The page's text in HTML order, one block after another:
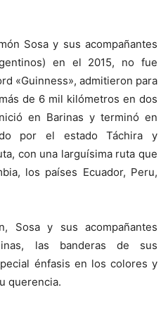
Sosa y sus acompañantes
en el 2015, no fue
«Guinness», admitieron para
de 6 mil kilómetros en dos
en Barinas y terminó en
por el estado Táchira y
con una larguísima ruta que
los países Ecuador, Peru,
Sosa y sus acompañantes
las banderas de sus
énfasis en los colores y
querencia.